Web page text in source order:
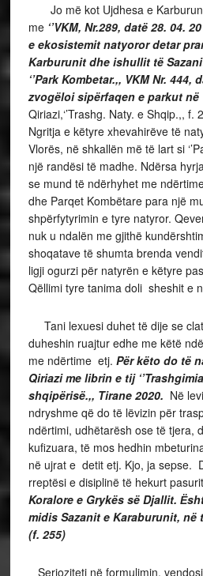
Jo më kot Ujdhesa e
me ‘’VKM, Nr.289, datë 28. 04.
e ekosistemit natyoror detar
Karburunit dhe ishullit të
‘’Park Kombetar.,, VKM Nr. 444,
zvogëloi sipërfaqen e parkut në
Qiriazi,‘’Trashg. Naty. e Shqip.,, f.
Ngritja e këtyre xhevahirëve të
Vlorës, në shkallën më të lart si
një randësi të madhe. Ndërsa
se mund të ndërhyhet me
dhe Parqet Kombëtare para një
shpërfytyrimin e tyre natyror.
nuk u ndalën me gjithë
shoqatave të shumta brenda
ligji ogurzi për natyrën e këtyre
Qëllimi tyre tanima doli sheshit e
Tani lexuesi duhet të dije se
duheshin ruajtur edhe me këtë
me ndërtime etj. Për këto do të
Qiriazi me librin e tij
shqipërisë.,, Tirane 2020. Në
ndryshme që do të lëvizin për
ndërtimi, udhëtarësh ose të tjera,
kufizuara, të mos hedhin
në ujrat e detit etj. Kjo, ja sepse.
rreptësi e disiplinë të hekurt
Koralore e Grykës së Djallit.
midis Sazanit e Karaburunit, në
(f. 255)
Serioziteti në formulimin,